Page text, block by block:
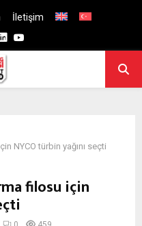
İletişim
LinkedinYoutube
NYCO türbin yağını seçti
filosu için